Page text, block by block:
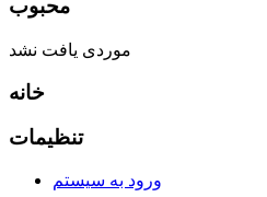
محبوب
موردی یافت نشد
خانه
تنظیمات
ورود به سیستم